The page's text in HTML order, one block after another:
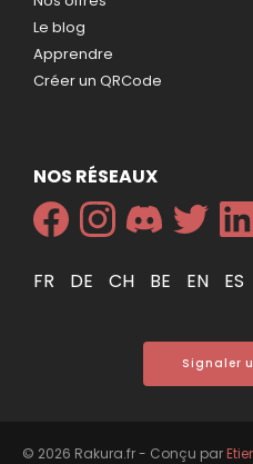
Le blog
Apprendre
Créer un QRCode
NOS RÉSEAUX
FR DE CH BE EN ES
Signaler
© 2026 Rakura.fr - Conçu par